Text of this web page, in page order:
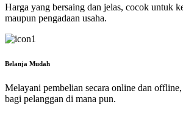
Harga yang bersaing dan jelas, cocok untuk
maupun pengadaan usaha.
Belanja Mudah
Melayani pembelian secara online dan
bagi pelanggan di mana pun.